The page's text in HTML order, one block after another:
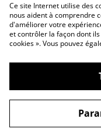
Politique de
Nos
©2026Domestik
Ce site Internet utilise des
nous aident à comprendre
d'améliorer votre
et contrôler la façon dont
cookies ». Vous pouvez